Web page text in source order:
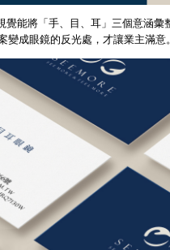
覺能將「手、目、耳」三個意涵
成眼鏡的反光處，才讓業主滿意。